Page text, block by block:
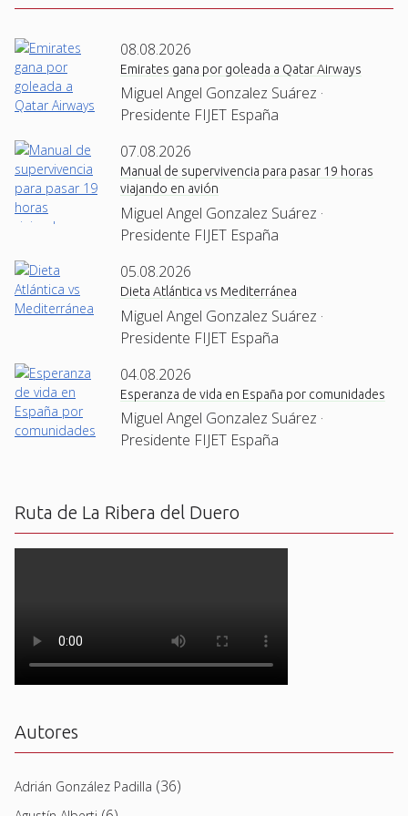
08.08.2026
Emirates gana por goleada a Qatar Airways
Miguel Angel Gonzalez Suárez ·
Presidente FIJET España
07.08.2026
Manual de supervivencia para pasar 19 horas
viajando en avión
Miguel Angel Gonzalez Suárez ·
Presidente FIJET España
05.08.2026
Dieta Atlántica vs Mediterránea
Miguel Angel Gonzalez Suárez ·
Presidente FIJET España
04.08.2026
Esperanza de vida en España por comunidades
Miguel Angel Gonzalez Suárez ·
Presidente FIJET España
Ruta de La Ribera del Duero
Autores
Adrián González Padilla (36)